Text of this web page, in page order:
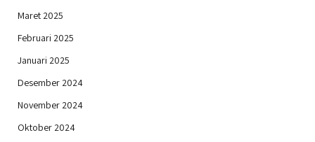
Maret 2025
Februari 2025
Januari 2025
Desember 2024
November 2024
Oktober 2024